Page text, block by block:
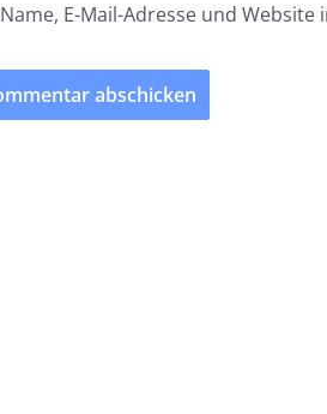
Name, E-Mail-Adresse und